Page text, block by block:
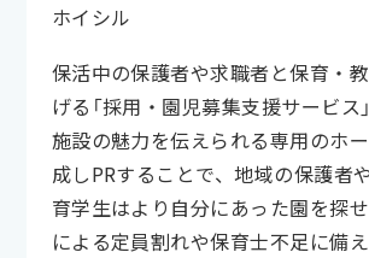
ホイシル
保活中の保護者や求職者と保育・
げる「採用・園児募集支援サービス」
施設の魅力を伝えられる専用のホ
成しPRすることで、地域の保護者
育学生はより自分にあった園を探
による定員割れや保育士不足に備